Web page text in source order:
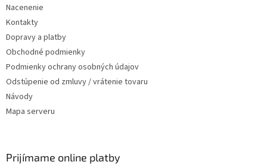
Nacenenie
Kontakty
Dopravy a platby
Obchodné podmienky
Podmienky ochrany osobných údajov
Odstúpenie od zmluvy / vrátenie tovaru
Návody
Mapa serveru
Prijímame online platby